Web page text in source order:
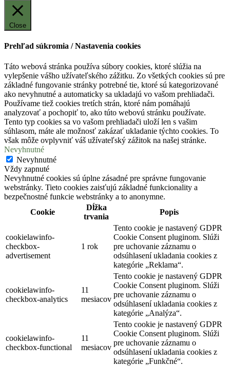
Close
Prehľad súkromia / Nastavenia cookies
Táto webová stránka používa súbory cookies, ktoré slúžia na
vylepšenie vášho užívateľského zážitku. Zo všetkých cookies sú pre
základné fungovanie stránky potrebné tie, ktoré sú kategorizované
ako nevyhnutné a automaticky sa ukladajú vo vašom prehliadači.
Používame tiež cookies tretích strán, ktoré nám pomáhajú
analyzovať a pochopiť to, ako túto webovú stránku používate.
Tento typ cookies sa vo vašom prehliadači uloží len s vašim
súhlasom, máte ale možnosť zakázať ukladanie týchto cookies. To
však môže ovplyvniť váš užívateľský zážitok na našej stránke.
Nevyhnutné
Nevyhnutné
Vždy zapnuté
Nevyhnutné cookies sú úplne zásadné pre správne fungovanie
webstránky. Tieto cookies zaisťujú základné funkcionality a
bezpečnostné funkcie webstránky a to anonymne.
Cookie
Dĺžka
trvania
Popis
cookielawinfo-
checkbox-
advertisement
1 rok
Tento cookie je nastavený GDPR
Cookie Consent pluginom. Slúži
pre uchovanie záznamu o
odsúhlasení ukladania cookies z
kategórie „Reklama“.
cookielawinfo-
checkbox-analytics
11
mesiacov
Tento cookie je nastavený GDPR
Cookie Consent pluginom. Slúži
pre uchovanie záznamu o
odsúhlasení ukladania cookies z
kategórie „Analýza“.
cookielawinfo-
checkbox-functional
11
mesiacov
Tento cookie je nastavený GDPR
Cookie Consent pluginom. Slúži
pre uchovanie záznamu o
odsúhlasení ukladania cookies z
kategórie „Funkčné“.